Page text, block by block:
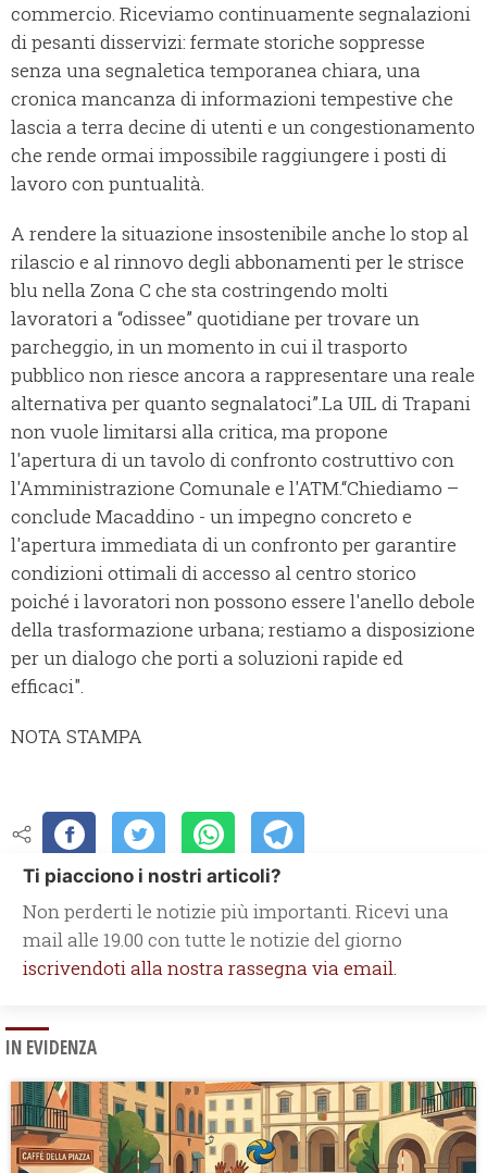
commercio. Riceviamo continuamente segnalazioni
di pesanti disservizi: fermate storiche soppresse
senza una segnaletica temporanea chiara, una
cronica mancanza di informazioni tempestive che
lascia a terra decine di utenti e un congestionamento
che rende ormai impossibile raggiungere i posti di
lavoro con puntualità.
A rendere la situazione insostenibile anche lo stop al
rilascio e al rinnovo degli abbonamenti per le strisce
blu nella Zona C che sta costringendo molti
lavoratori a “odissee” quotidiane per trovare un
parcheggio, in un momento in cui il trasporto
pubblico non riesce ancora a rappresentare una reale
alternativa per quanto segnalatoci”.La UIL di Trapani
non vuole limitarsi alla critica, ma propone
l'apertura di un tavolo di confronto costruttivo con
l'Amministrazione Comunale e l'ATM.“Chiediamo –
conclude Macaddino - un impegno concreto e
l'apertura immediata di un confronto per garantire
condizioni ottimali di accesso al centro storico
poiché i lavoratori non possono essere l'anello debole
della trasformazione urbana; restiamo a disposizione
per un dialogo che porti a soluzioni rapide ed
efficaci".
NOTA STAMPA
Ti piacciono i nostri articoli?
Non perderti le notizie più importanti. Ricevi una
mail alle 19.00 con tutte le notizie del giorno
iscrivendoti alla nostra rassegna via email.
IN EVIDENZA